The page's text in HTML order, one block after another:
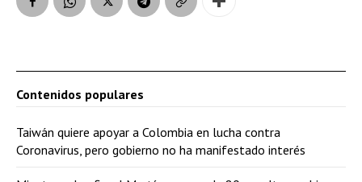
Contenidos populares
Taiwán quiere apoyar a Colombia en lucha contra
Coronavirus, pero gobierno no ha manifestado interés